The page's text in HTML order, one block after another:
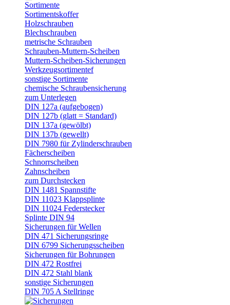
Sortimente
Sortimentskoffer
Holzschrauben
Blechschrauben
metrische Schrauben
Schrauben-Muttern-Scheiben
Muttern-Scheiben-Sicherungen
Werkzeugsortimentef
sonstige Sortimente
chemische Schraubensicherung
zum Unterlegen
DIN 127a (aufgebogen)
DIN 127b (glatt = Standard)
DIN 137a (gewölbt)
DIN 137b (gewellt)
DIN 7980 für Zylinderschrauben
Fächerscheiben
Schnorrscheiben
Zahnscheiben
zum Durchstecken
DIN 1481 Spannstifte
DIN 11023 Klappsplinte
DIN 11024 Federstecker
Splinte DIN 94
Sicherungen für Wellen
DIN 471 Sicherungsringe
DIN 6799 Sicherungsscheiben
Sicherungen für Bohrungen
DIN 472 Rostfrei
DIN 472 Stahl blank
sonstige Sicherungen
DIN 705 A Stellringe